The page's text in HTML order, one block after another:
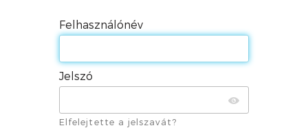
Felhasználónév
Jelszó
Elfelejtette a jelszavát?